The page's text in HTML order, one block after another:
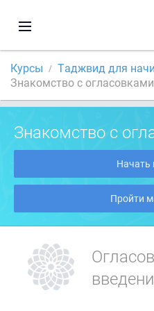
Курсы
Таджвид для
Знакомство с
Знакомство с
Начать
Пройти